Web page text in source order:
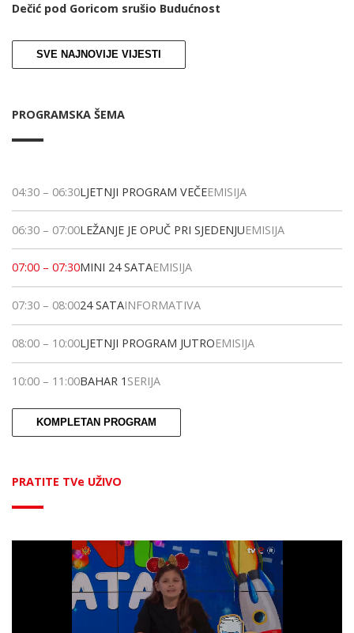
Dečić pod Goricom srušio Budućnost
SVE NAJNOVIJE VIJESTI
PROGRAMSKA ŠEMA
04:30 – 06:30LJETNJI PROGRAM VEČEEMISIJA
06:30 – 07:00LEŽANJE JE OPUČ PRI SJEDENJUEMISIJA
07:00 – 07:30MINI 24 SATAEMISIJA
07:30 – 08:0024 SATAINFORMATIVA
08:00 – 10:00LJETNJI PROGRAM JUTROEMISIJA
10:00 – 11:00BAHAR 1 SERIJA
KOMPLETAN PROGRAM
PRATITE TVe UŽIVO